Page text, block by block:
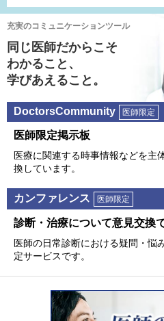
充実のコミュニケーションツール
同じ医師だからこそ
わかること、
学びあえること。
DoctorsCommunity 医師限定
医師限定掲⽰板
医療に関連する時事情報などを主
換しています。
カンファレンス 医師限定
診断・治療について意⾒交換
医師の⽇常診断における疑問・悩
定サービスです。